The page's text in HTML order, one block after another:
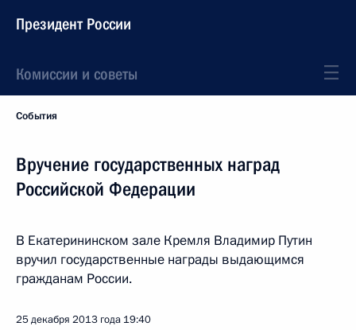
Президент России
Комиссии и советы
События
Вручение государственных наград
Российской Федерации
В Екатерининском зале Кремля Владимир Путин
вручил государственные награды выдающимся
гражданам России.
25 декабря 2013 года 19:40